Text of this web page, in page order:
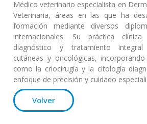
Médico veterinario especialista en
Veterinaria, áreas en las que ha
formación mediante diversos
internacionales. Su práctica
diagnóstico y tratamiento integral
cutáneas y oncológicas,
como la criocirugía y la citología
enfoque de precisión y cuidado
Volver